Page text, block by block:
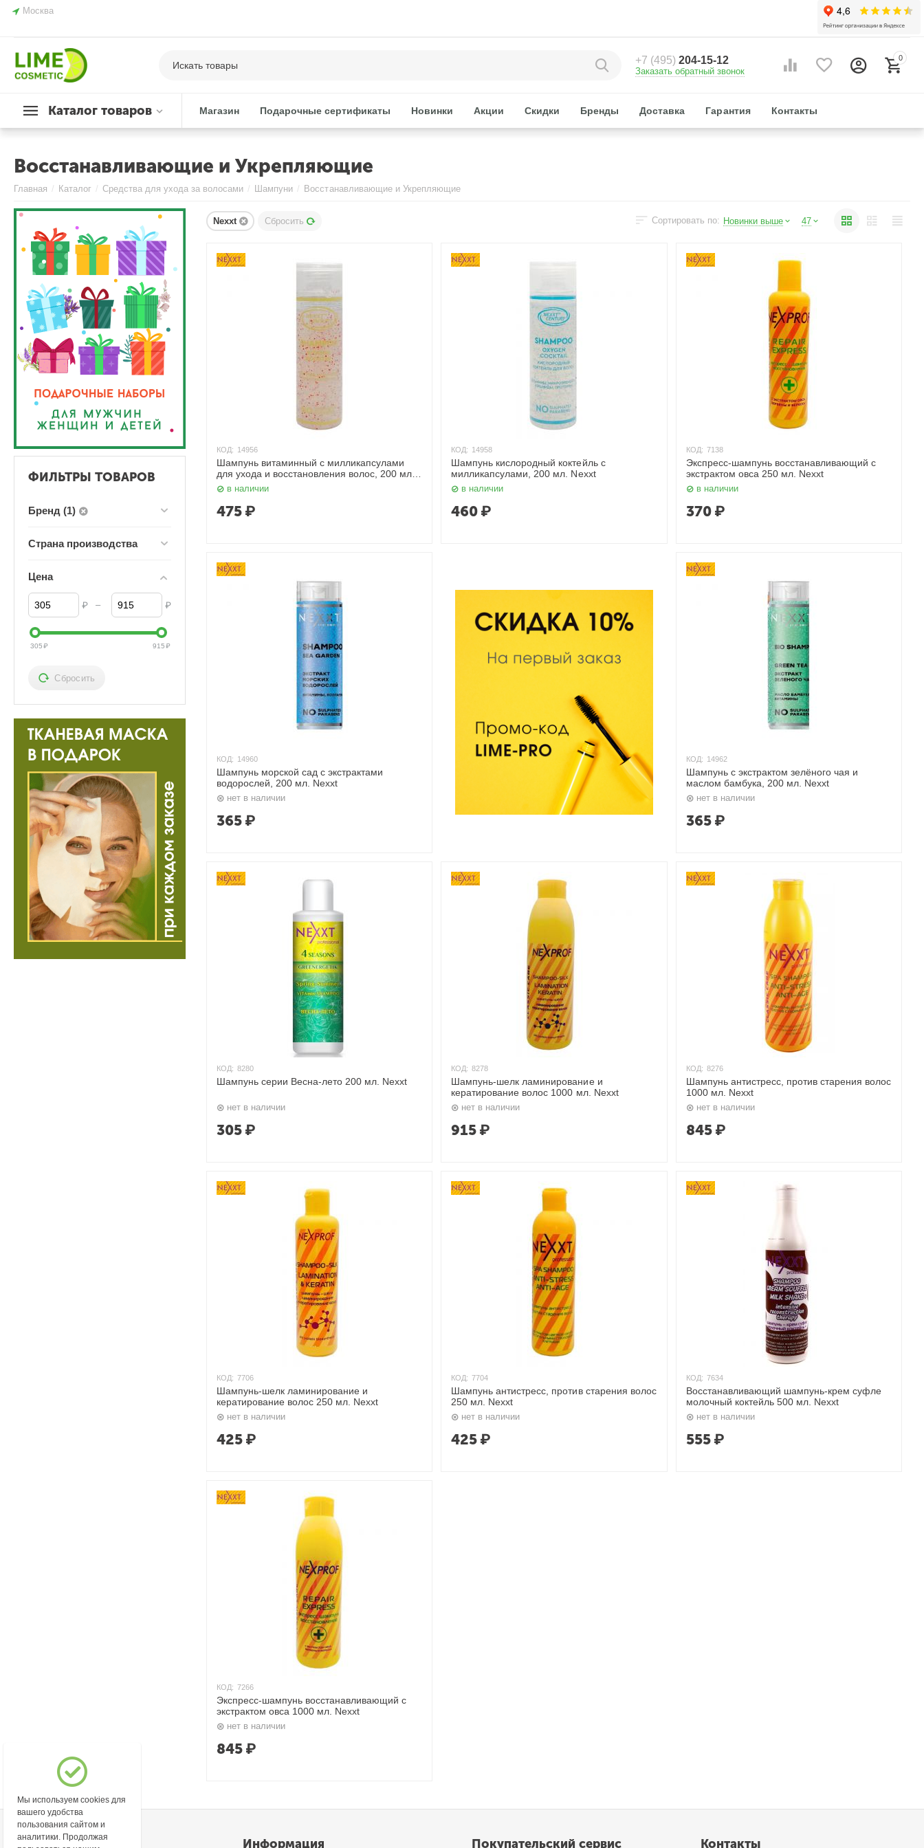
Москва
+7 (495)204-15-12
Заказать обратный звонок
0
Каталог товаров Магазин Подарочные сертификаты Новинки Акции Скидки Бренды Доставка Гарантия Контакты
Восстанавливающие и Укрепляющие
Главная / Каталог / Средства для ухода за волосами / Шампуни / Восстанавливающие и Укрепляющие
Nexxt Сбросить Сортировать по: Новинки выше 47
КОД: 14956
Шампунь витаминный с милликапсулами
для ухода и восстановления волос, 200 мл.
Nexxt
в наличии
475 ₽
КОД: 14958
Шампунь кислородный коктейль с
милликапсулами, 200 мл. Nexxt
в наличии
460 ₽
КОД: 7138
Экспресс-шампунь восстанавливающий с
экстрактом овса 250 мл. Nexxt
в наличии
370 ₽
КОД: 14960
Шампунь морской сад с экстрактами
водорослей, 200 мл. Nexxt
нет в наличии
365 ₽
КОД: 14962
Шампунь с экстрактом зелёного чая и
маслом бамбука, 200 мл. Nexxt
нет в наличии
365 ₽
КОД: 8280
Шампунь серии Весна-лето 200 мл. Nexxt
нет в наличии
305 ₽
КОД: 8278
Шампунь-шелк ламинирование и
кератирование волос 1000 мл. Nexxt
нет в наличии
915 ₽
КОД: 8276
Шампунь антистресс, против старения волос
1000 мл. Nexxt
нет в наличии
845 ₽
КОД: 7706
Шампунь-шелк ламинирование и
кератирование волос 250 мл. Nexxt
нет в наличии
425 ₽
КОД: 7704
Шампунь антистресс, против старения волос
250 мл. Nexxt
нет в наличии
425 ₽
КОД: 7634
Восстанавливающий шампунь-крем суфле
молочный коктейль 500 мл. Nexxt
нет в наличии
555 ₽
КОД: 7266
Экспресс-шампунь восстанавливающий с
экстрактом овса 1000 мл. Nexxt
нет в наличии
845 ₽
ФИЛЬТРЫ ТОВАРОВ
Бренд (1)
Страна производства
Цена
₽ – ₽
305₽ 915₽
Сбросить
Моя учетная запись Информация Покупательский сервис Контакты
Мы используем cookies для
вашего удобства
пользования сайтом и
аналитики. Продолжая